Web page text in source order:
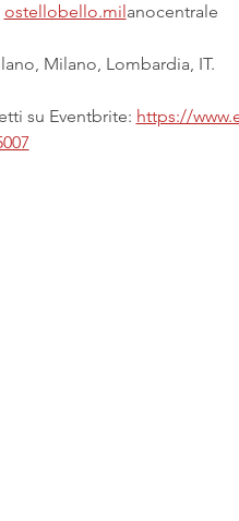
ostellobello.milanocentrale
Milano, Lombardia, IT.
su Eventbrite: https://